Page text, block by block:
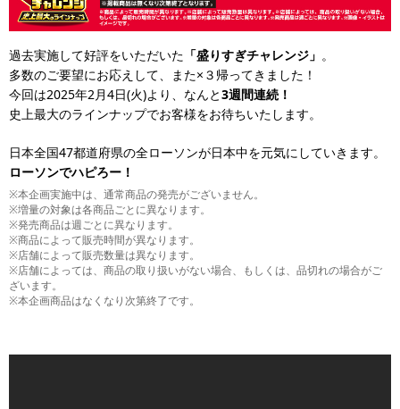
過去実施して好評をいただいた 「盛りすぎチャレンジ」 。
多数のご要望にお応えして、また×３帰ってきました！
今回は2025年2月4日(火)より、なんと3週間連続！
史上最大のラインナップでお客様をお待ちいたします。
日本全国47都道府県の全ローソンが日本中を元気にしていきます。
ローソンでハピろー！
※本企画実施中は、通常商品の発売がございません。
※増量の対象は各商品ごとに異なります。
※発売商品は週ごとに異なります。
※商品によって販売時間が異なります。
※店舗によって販売数量は異なります。
※店舗によっては、商品の取り扱いがない場合、もしくは、品切れの場合がご
ざいます。
※本企画商品はなくなり次第終了です。